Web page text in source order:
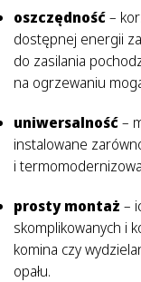
oszczędność–
dostępnej energii
do zasilania
na ogrzewaniu
uniwersalność–
instalowane
i
prosty montaż –
skomplikowanych i
komina czy
opału.